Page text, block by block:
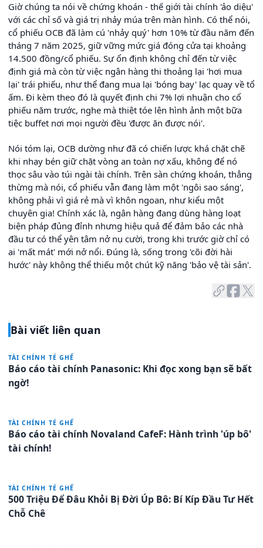
Giờ chúng ta nói về chứng khoán - thế giới tài chính 'ảo diệu'
với các chỉ số và giá trị nhảy múa trên màn hình. Có thể nói,
cổ phiếu OCB đã làm cú 'nhảy quý' hơn 10% từ đầu năm đến
tháng 7 năm 2025, giữ vững mức giá đóng cửa tại khoảng
14.500 đồng/cổ phiếu. Sự ổn định không chỉ đến từ việc
định giá mà còn từ việc ngân hàng thi thoảng lại 'hơi mua
lại' trái phiếu, như thể đang mua lại 'bóng bay' lạc quay về tổ
ấm. Đi kèm theo đó là quyết định chi 7% lợi nhuận cho cổ
phiếu năm trước, nghe mà thiệt tóe lên hình ảnh một bữa
tiệc buffet nơi mọi người đều 'được ăn được nói'.
Nói tóm lại, OCB dường như đã có chiến lược khá chặt chẽ
khi nhạy bén giữ chặt vòng an toàn nợ xấu, không để nó
thọc sâu vào túi ngài tài chính. Trên sàn chứng khoán, thẳng
thừng mà nói, cổ phiếu vẫn đang làm một 'ngôi sao sáng',
không phải vì giá rẻ mà vì khôn ngoan, như kiểu một
chuyên gia! Chính xác là, ngân hàng đang dùng hàng loạt
biện pháp đủng đỉnh nhưng hiệu quả để đảm bảo các nhà
đầu tư có thể yên tâm nở nụ cười, trong khi trước giờ chỉ có
ai 'mất mát' mới nở nổi. Đúng là, sống trong 'cõi đời hài
hước' này không thể thiếu một chút kỹ năng 'bảo vệ tài sản'.
Bài viết liên quan
TÀI CHÍNH TÉ GHẾ
Báo cáo tài chính Panasonic: Khi đọc xong bạn sẽ bất
ngờ!
TÀI CHÍNH TÉ GHẾ
Báo cáo tài chính Novaland CafeF: Hành trình 'úp bô'
tài chính!
TÀI CHÍNH TÉ GHẾ
500 Triệu Để Đâu Khỏi Bị Đời Úp Bô: Bí Kíp Đầu Tư Hết
Chỗ Chê